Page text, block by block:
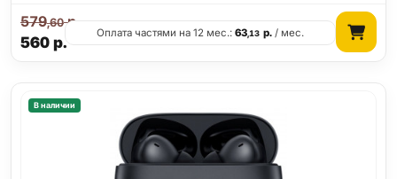
560р.
579,60р.
Оплата частями на 12 мес.:63,13 р./ мес.
В наличии